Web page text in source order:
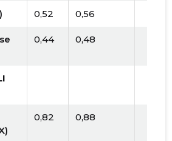
0,52 0,56
0,44 0,48
0,82 0,88